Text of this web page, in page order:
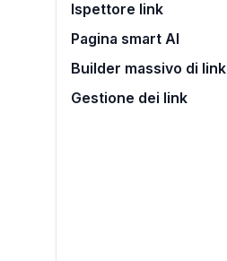
Ispettore link
Pagina smart AI
Builder massivo di link
Gestione dei link